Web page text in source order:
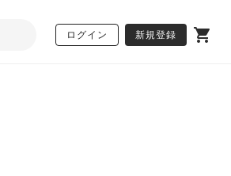
ログイン 新規登録